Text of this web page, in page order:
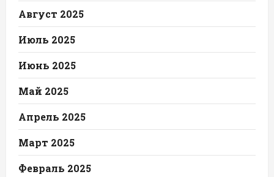
Август 2025
Июль 2025
Июнь 2025
Май 2025
Апрель 2025
Март 2025
Февраль 2025